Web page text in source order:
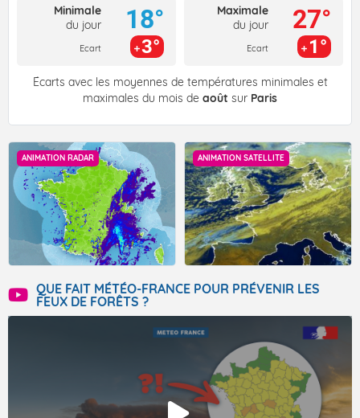
Minimale
du jour
Ecart
18°
3°
Maximale
du jour
Ecart
27°
1°
Écarts avec les moyennes de températures minimales et
maximales du mois de août sur Paris
ANIMATION RADAR ANIMATION SATELLITE
QUE FAIT MÉTÉO-FRANCE POUR PRÉVENIR LES
FEUX DE FORÊTS ?